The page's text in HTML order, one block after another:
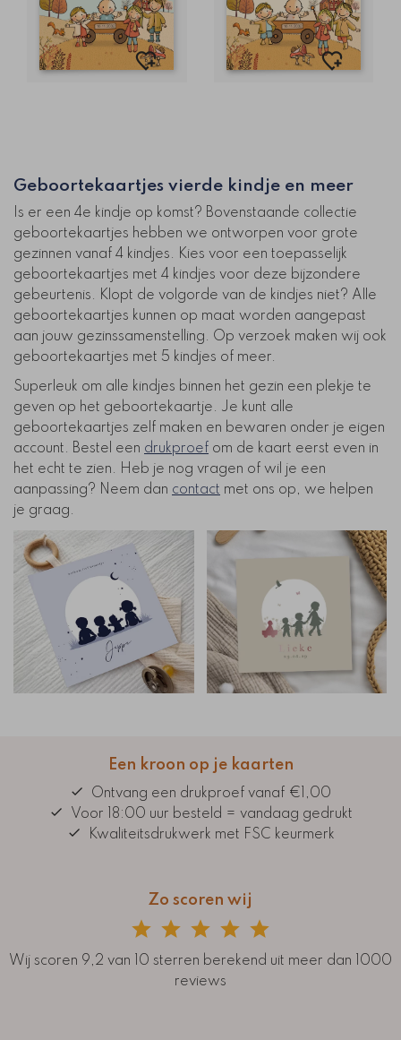
Geboortekaartjes vierde kindje en meer
Is er een 4e kindje op komst? Bovenstaande collectie
geboortekaartjes hebben we ontworpen voor grote
gezinnen vanaf 4 kindjes. Kies voor een toepasselijk
geboortekaartjes met 4 kindjes voor deze bijzondere
gebeurtenis. Klopt de volgorde van de kindjes niet? Alle
geboortekaartjes kunnen op maat worden aangepast
aan jouw gezinssamenstelling. Op verzoek maken wij ook
geboortekaartjes met 5 kindjes of meer.
Superleuk om alle kindjes binnen het gezin een plekje te
geven op het geboortekaartje. Je kunt alle
geboortekaartjes zelf maken en bewaren onder je eigen
account. Bestel een drukproef om de kaart eerst even in
het echt te zien. Heb je nog vragen of wil je een
aanpassing? Neem dan contact met ons op, we helpen
je graag.
Een kroon op je kaarten
Ontvang een drukproef vanaf €1,00
Voor 18:00 uur besteld = vandaag gedrukt
Kwaliteitsdrukwerk met FSC keurmerk
Zo scoren wij
Wij scoren 9,2 van 10 sterren berekend uit meer dan 1000
reviews